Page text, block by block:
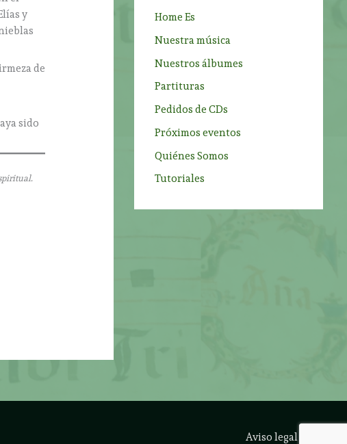
y
de
sido
Home Es
Nuestra música
Nuestros álbumes
Partituras
Pedidos de CDs
Próximos eventos
Quiénes Somos
Tutoriales
Aviso legal